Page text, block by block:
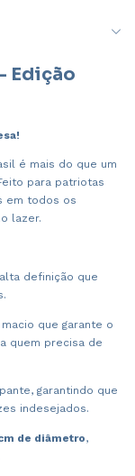
Edição
é mais do que um
para patriotas
em todos os
lazer.
definição que
que garante o
quem precisa de
garantindo que
indesejados.
de diâmetro,